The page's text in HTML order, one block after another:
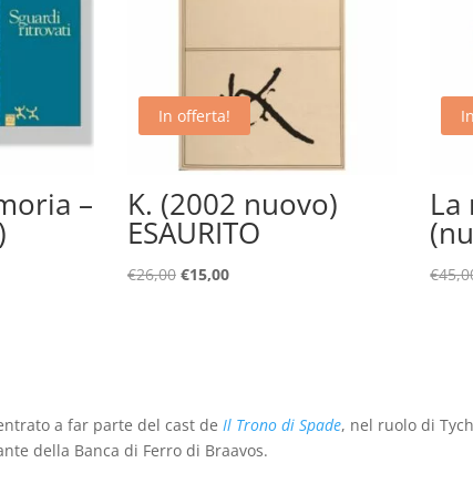
–
In offerta!
K. (2002 nuovo)
ESAURITO
€26,00 Il
€15,00Il
La
€
a far parte del cast de Il Trono di Spade, nel ruolo di
della Banca di Ferro di Braavos.